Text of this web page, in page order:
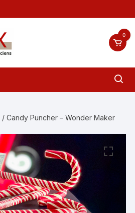
0
/ Candy Puncher – Wonder Maker